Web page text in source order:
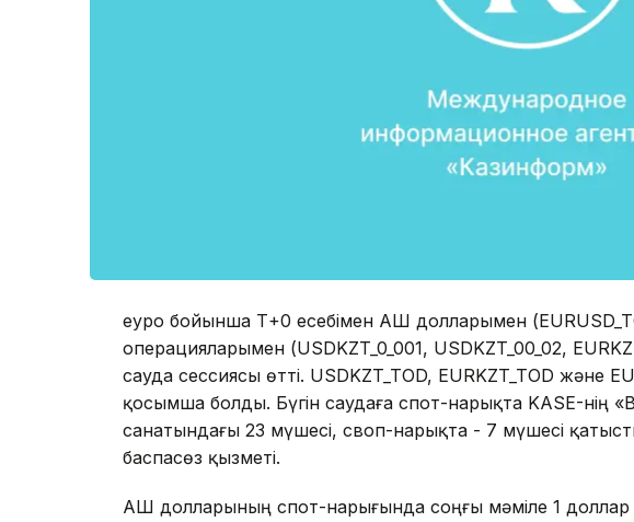
еуро бойынша Т+0 есебімен АҚШ долларымен
операцияларымен (USDKZT_0_001, USDKZT_00_02,
сауда сессиясы өтті. USDKZT_TOD, EURKZT_TOD және
қосымша болды. Бүгін саудаға спот-нарықта KASE-нің
санатындағы 23 мүшесі, своп-нарықта - 7 мүшесі
баспасөз қызметі.
АҚШ долларының спот-нарығында соңғы мәміле 1 доллар